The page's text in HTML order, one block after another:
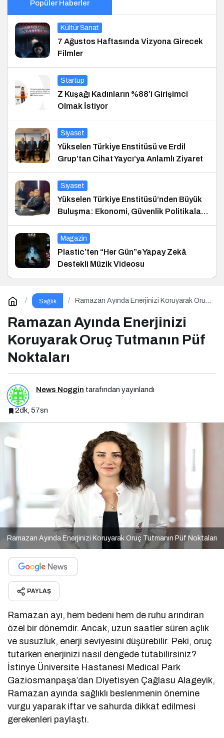
Popüler Haberler
Kültür Sanat
7 Ağustos Haftasında Vizyona Girecek
Filmler
Startup
Z Kuşağı Kadınların %88’i Girişimci
Olmak İstiyor
Siyaset
Yükselen Türkiye Enstitüsü ve Erdil
Grup’tan Cihat Yaycı’ya Anlamlı Ziyaret
Siyaset
Yükselen Türkiye Enstitüsü’nden Büyük
Buluşma: Ekonomi, Güvenlik Politikaları
ve Hukuk Konferansı
Magazin
Plastic’ten “Her Gün”e Yapay Zekâ
Destekli Müzik Videosu
Sağlık
Ramazan Ayında Enerjinizi Koruyarak Oruç
Ramazan Ayında Enerjinizi
Koruyarak Oruç Tutmanın Püf
Noktaları
News Noggin tarafından yayınlandı
2dk, 57sn
Ramazan Ayında Enerjinizi Koruyarak Oruç Tutmanın Püf Noktaları
PAYLAŞ
Ramazan ayı, hem bedeni hem de ruhu arındıran
özel bir dönemdir. Ancak, uzun saatler süren açlık
ve susuzluk, enerji seviyesini düşürebilir. Peki, oruç
tutarken enerjinizi nasıl dengede tutabilirsiniz?
İstinye Üniversite Hastanesi Medical Park
Gaziosmanpaşa’dan Diyetisyen Çağlasu Alageyik,
Ramazan ayında sağlıklı beslenmenin önemine
vurgu yaparak iftar ve sahurda dikkat edilmesi
gerekenleri paylaştı.